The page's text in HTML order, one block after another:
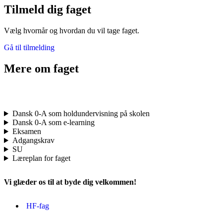
Tilmeld dig faget
Vælg hvornår og hvordan du vil tage faget.
Gå til tilmelding
Mere om faget
Dansk 0-A som holdundervisning på skolen
Dansk 0-A som e-learning
Eksamen
Adgangskrav
SU
Læreplan for faget
Vi glæder os til at byde dig velkommen!
HF-fag